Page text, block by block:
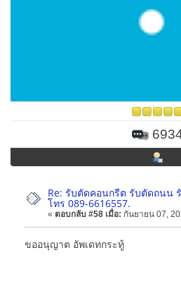
Re: รับตัดคอนกรีต รับตัดถนน
โทร 089-6616557.
« ตอบกลับ #58 เมื่อ: กันยายน 07,
ขออนุญาต อัพเดทกระทู้